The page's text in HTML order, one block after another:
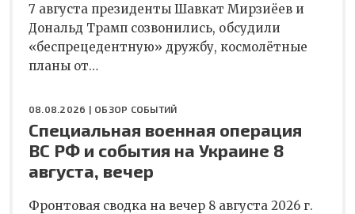
7 августа президенты Шавкат Мирзиёев и
Дональд Трамп созвонились, обсудили
«беспрецедентную» дружбу, космолётные
планы от…
08.08.2026 | ОБЗОР СОБЫТИЙ
Специальная военная операция
ВС РФ и события на Украине 8
августа, вечер
Фронтовая сводка на вечер 8 августа 2026 г.